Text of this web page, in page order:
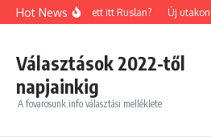
Ugrás a tartalomhoz
Hot NewsMit keresett itt Ruslan? Új
Választások 2022-től
napjainkig
A fovarosunk.info választási melléklete